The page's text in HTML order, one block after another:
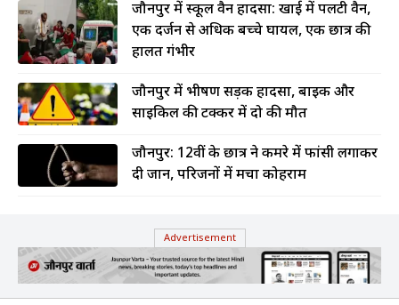
जौनपुर में स्कूल वैन हादसा: खाई में पलटी वैन,
एक दर्जन से अधिक बच्चे घायल, एक छात्र की
हालत गंभीर
जौनपुर में भीषण सड़क हादसा, बाइक और
साइकिल की टक्कर में दो की मौत
जौनपुर: 12वीं के छात्र ने कमरे में फांसी लगाकर
दी जान, परिजनों में मचा कोहराम
Advertisement